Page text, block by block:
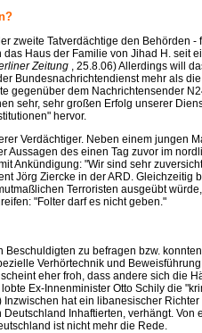
zweite Tatverdächtige den Behörden -
Haus der Familie von Jihad H. seit
Zeitung , 25.8.06) Allerdings will
Bundesnachrichtendienst mehr als
gegenüber dem Nachrichtensender
sehr, sehr großen Erfolg unserer
hervor.
Verdächtiger. Neben einem jungen
Aussagen des einen Tag zuvor im
Ankündigung: "Wir sind sehr
Jörg Ziercke in der ARD. Gleichzeitig
Terroristen ausgeübt
"Folter darf es nicht geben."
zu befragen bzw.
Verhörtechnik und
eher froh, dass andere sich die
Ex-Innenminister Otto Schily die
hat ein libanesischer
Inhaftierten, verhängt. Von
ist nicht mehr die Rede.